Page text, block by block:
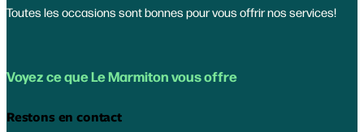
Toutes les occasions sont bonnes pour vous offrir nos services!
Voyez ce que Le Marmiton vous offre
Restons en contact